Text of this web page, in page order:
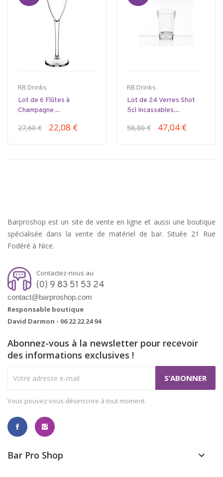
RB Drinks
Lot de 6 Flûtes à
Champagne...
27,60 € 22,08 €
RB Drinks
Lot de 24 Verres Shot
5cl Incassables...
58,80 € 47,04 €
Barproshop est un site de vente en ligne et aussi une boutique
spécialisée dans la vente de matériel de bar. Située 21 Rue
Fodéré à Nice.
Contactez-nous au
(0) 9 83 51 53 24
contact@barproshop.com
Responsable boutique
David Darmon - 06 22 22 24 94
Abonnez-vous à la newsletter pour recevoir
des informations exclusives !
Vous pouvez vous désinscrire à tout moment.
Bar Pro Shop keyboard_arrow_down